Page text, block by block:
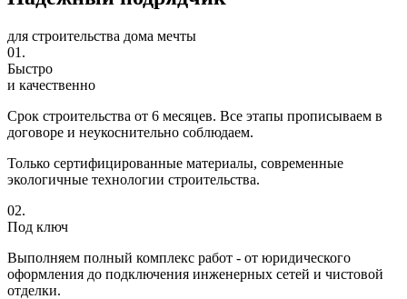
для строительства дома мечты
01.
Быстро
и качественно
Срок строительства от 6 месяцев. Все этапы прописываем в
договоре и неукоснительно соблюдаем.
Только сертифицированные материалы, современные
экологичные технологии строительства.
02.
Под ключ
Выполняем полный комплекс работ - от юридического
оформления до подключения инженерных сетей и чистовой
отделки.